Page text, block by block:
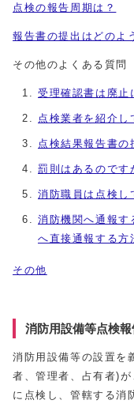
点検の報告周期は？
報告書の提出はどのよ
その他のよくある質問
受理確認書は廃止
点検業者を紹介し
点検結果報告書の
罰則はあるのです
消防職員は点検し
消防機関へ通報す
へ直接通報する方
その他
消防用設備等点検
消防用設備等の設置を
者、管理者、占有者)
に点検し、管轄する消